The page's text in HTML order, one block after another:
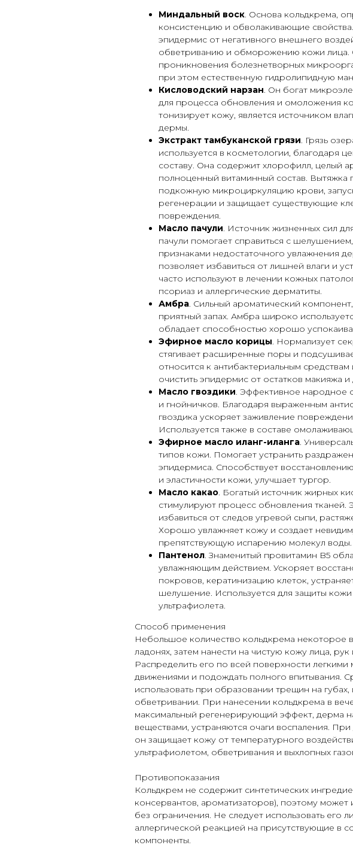
Миндальный воск. Основа кольдкрема,
консистенцию и обволакивающие
эпидермис от негативного внешнего
обветриванию и обморожению кожи лица.
проникновения болезнетворных
при этом естественную гидролипидную
Кисловодский нарзан. Он богат
для процесса обновления и омоложения
тонизирует кожу, является источником
дермы.
Экстракт тамбуканской грязи. Грязь
используется в косметологии, благодаря
составу. Она содержит хлорофилл, целый
полноценный витаминный состав. Вытяжка
подкожную микроциркуляцию крови,
регенерации и защищает существующие
повреждения.
Масло пачули. Источник жизненных сил
пачули помогает справиться с
признаками недостаточного увлажнения
позволяет избавиться от лишней влаги и
часто используют в лечении кожных
псориаз и аллергические дерматиты.
Амбра. Сильный ароматический
приятный запах. Амбра широко
обладает способностью хорошо
Эфирное масло корицы. Нормализует
стягивает расширенные поры и
относится к антибактериальным
очистить эпидермис от остатков макияжа и
Масло гвоздики. Эффективное народное
и гнойничков. Благодаря выраженным
гвоздика ускоряет заживление
Используется также в составе
Эфирное масло иланг-иланга.
типов кожи. Помогает устранить
эпидермиса. Способствует
и эластичности кожи, улучшает тургор.
Масло какао. Богатый источник жирных
стимулируют процесс обновления тканей.
избавиться от следов угревой сыпи,
Хорошо увлажняет кожу и создает
препятствующую испарению молекул воды.
Пантенол. Знаменитый провитамин B5
увлажняющим действием. Ускоряет
покровов, кератинизацию клеток,
шелушение. Используется для защиты
ультрафиолета.
Способ применения
Небольшое количество кольдкрема некоторое
ладонях, затем нанести на чистую кожу лица, рук
Распределить его по всей поверхности
движениями и подождать полного впитывания.
использовать при образовании трещин на
обветривании. При нанесении кольдкрема в
максимальный регенерирующий эффект, дерма
веществами, устраняются очаги воспаления.
он защищает кожу от температурного
ультрафиолетом, обветривания и выхлопных
Противопоказания
Кольдкрем не содержит синтетических
консервантов, ароматизаторов), поэтому может
без ограничения. Не следует использовать его
аллергической реакцией на присутствующие в
компоненты.